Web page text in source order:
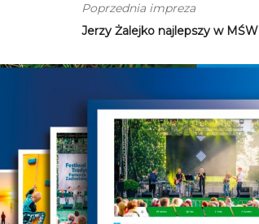
Poprzednia impreza
Jerzy Żalejko najlepszy w MŚW